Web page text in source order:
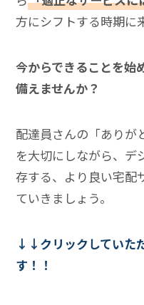
方にシフトする時期に
今からできることを始
備えませんか？
配達員さんの「ありが
を大切にしながら、デ
存する、より良い宅配
ていきましょう。
↓↓クリックしていた
す！！